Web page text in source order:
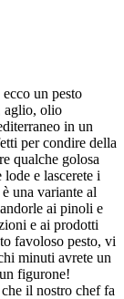
un pesto
aglio, olio
in un
per condire della
qualche golosa
e lascerete i
una variante al
ai pinoli e
e ai prodotti
favoloso pesto, vi
minuti avrete un
figurone!
il nostro chef fa